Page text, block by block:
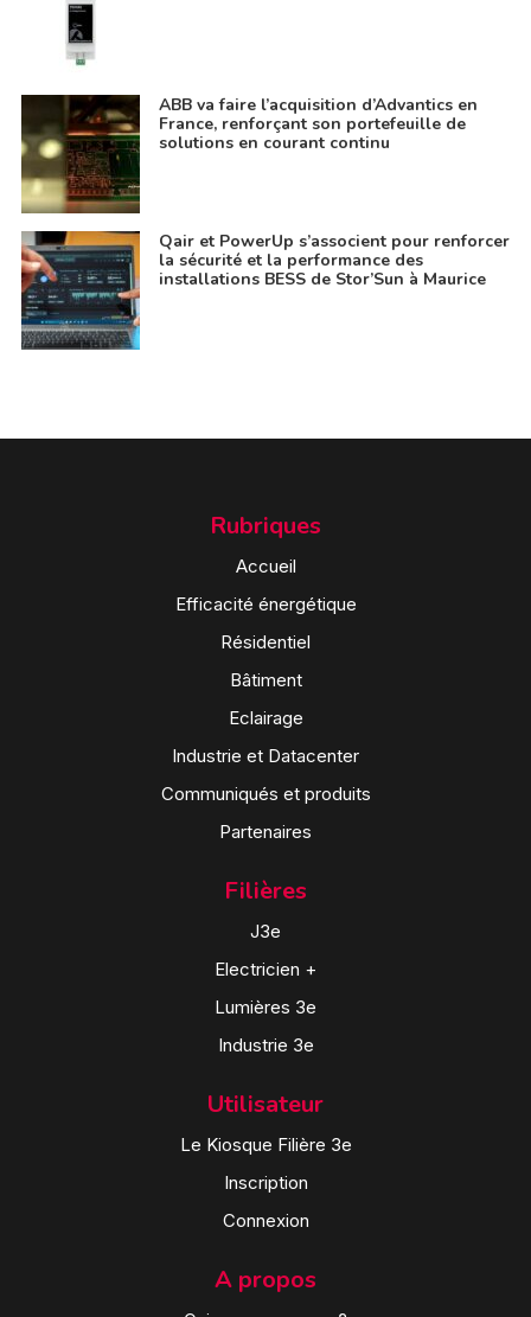
ABB va faire l’acquisition d’Advantics en
France, renforçant son portefeuille de
solutions en courant continu
Qair et PowerUp s’associent pour renforcer
la sécurité et la performance des
installations BESS de Stor’Sun à Maurice
Rubriques
Accueil
Efficacité énergétique
Résidentiel
Bâtiment
Eclairage
Industrie et Datacenter
Communiqués et produits
Partenaires
Filières
J3e
Electricien +
Lumières 3e
Industrie 3e
Utilisateur
Le Kiosque Filière 3e
Inscription
Connexion
A propos